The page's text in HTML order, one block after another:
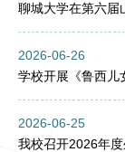
聊城大学在第六届
2026-06-26
学校开展《鲁西儿
2026-06-25
我校召开2026年